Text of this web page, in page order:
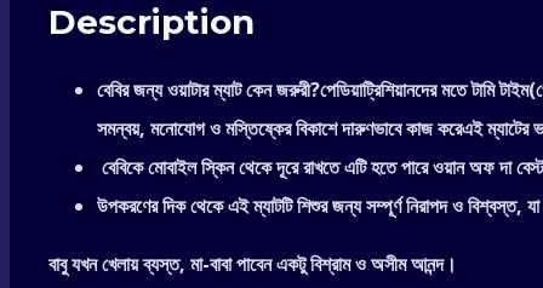
Mat
Baby
quantity
Description
বেবির জন্য ওয়াটার ম্যাট কেন জরুরী?পেডিয়াট্রিশিয়ানদের মতে টামি
সমন্বয়, মনোযোগ ও মস্তিষ্কের বিকাশে দারুণভাবে কাজ করেএই ম্যাটের
বেবিকে মোবাইল স্কিন থেকে দূরে রাখতে এটি হতে পারে ওয়ান অফ দা
উপকরণের দিক থেকে এই ম্যাটটি শিশুর জন্য সম্পূর্ণ নিরাপদ ও বিশ্বস্ত, যা
বাবু যখন খেলায় ব্যস্ত, মা-বাবা পাবেন একটু বিশ্রাম ও অসীম আনন্দ।